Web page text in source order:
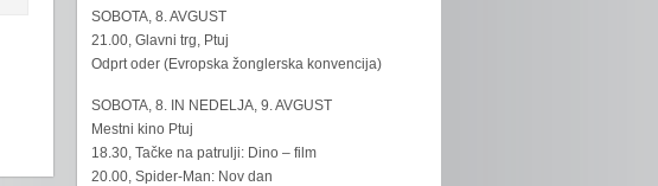
SOBOTA, 8. AVGUST
21.00, Glavni trg, Ptuj
Odprt oder (Evropska žonglerska konvencija)
SOBOTA, 8. IN NEDELJA, 9. AVGUST
Mestni kino Ptuj
18.30, Tačke na patrulji: Dino – film
20.00, Spider-Man: Nov dan